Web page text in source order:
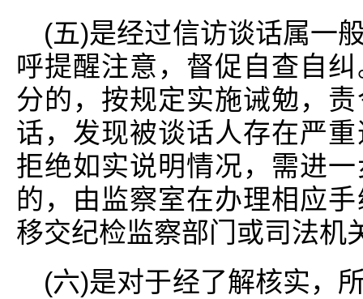
(五)是经过信访谈话属一
呼提醒注意，督促自查自
分的，按规定实施诫勉，
话，发现被谈话人存在严
拒绝如实说明情况，需进
的，由监察室在办理相应
移交纪检监察部门或司法机
(六)是对于经了解核实，